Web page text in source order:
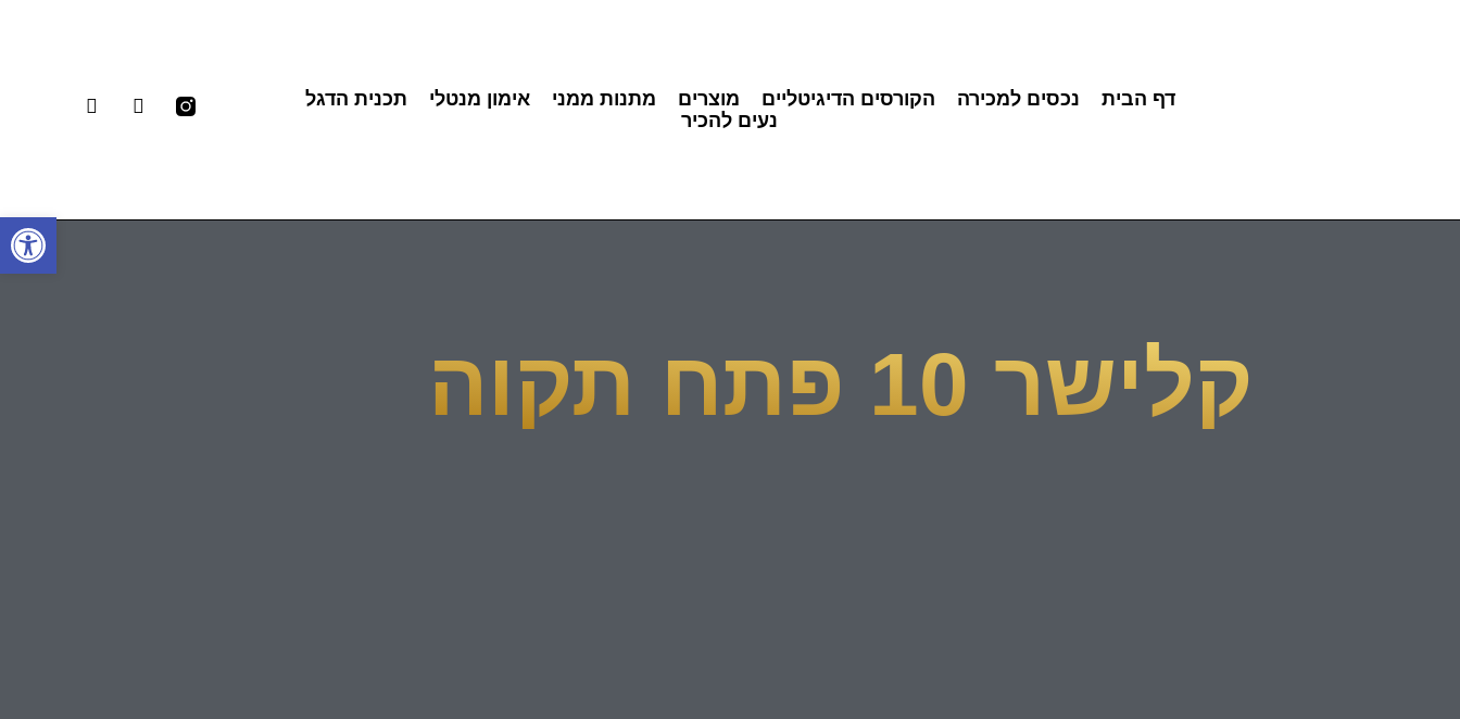
דף הבית נכסים למכירה הקורסים הדיגיטליים מוצרים מתנות ממני אימון מנטלי
תכנית הדגל
נעים להכיר
קלישר 10 פתח תקוה
פתח